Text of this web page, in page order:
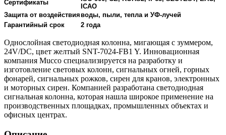
Сертификаты
ICAO
Защита от воздействияводы, пыли, тепла и УФ-лучей
Гарантийный срок
2 года
Однослойная светодиодная колонна, мигающая с зуммером,
24V/DC, цвет желтый SNT-7024-FB1 Y. Инновационная
компания Mucco специализируется на разработку и
изготовление световых колонн, сигнальных огней, горных
фонарей, сигнальных рожков, сирен для кранов, электронных
и моторных сирен. Компанией разработана светодиодная
сигнальная колонна, которая нашла широкое применение на
производственных площадках, промышленных объектах и
офисных центрах.